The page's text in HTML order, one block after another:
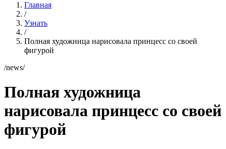
Главная
/
Узнать
/
Полная художница нарисовала принцесс со своей
фигурой
/news/
Полная художница
нарисовала принцесс со своей
фигурой